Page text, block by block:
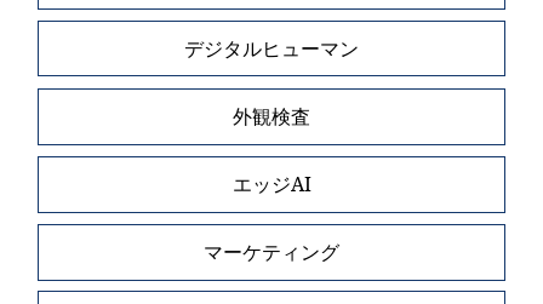
デジタルヒューマン
外観検査
エッジAI
マーケティング